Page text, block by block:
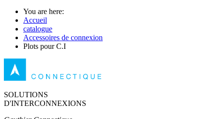
You are here:
Accueil
catalogue
Accessoires de connexion
Plots pour C.I
SOLUTIONS
D'INTERCONNEXIONS